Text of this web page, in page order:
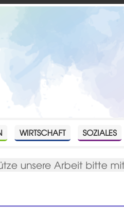
WIRTSCHAFT SOZIALES
unsere Arbeit bitte